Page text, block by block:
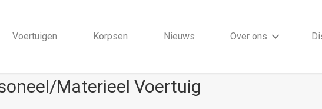
Voertuigen Korpsen Nieuws Over ons
Materieel Voertuig